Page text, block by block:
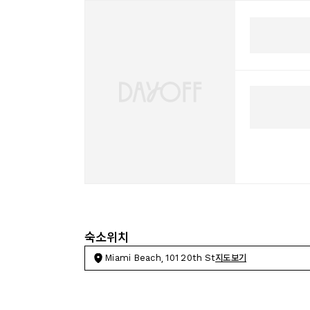
숙소위치
Miami Beach, 101 20th St지도보기